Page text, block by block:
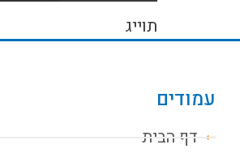
תוייג
עמודים
דף הבית